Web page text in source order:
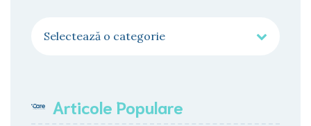
Articole Populare